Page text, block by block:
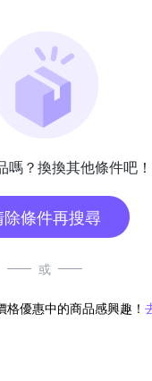
嗎？換換其他條件吧！
除條件再搜尋
或
優惠中的商品感興趣！